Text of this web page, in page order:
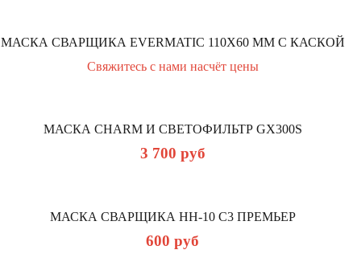
МАСКА СВАРЩИКА EVERMATIC 110Х60 ММ С КАСКОЙ
Свяжитесь с нами насчёт цены
МАСКА CHARM И СВЕТОФИЛЬТР GX300S
3 700 руб
МАСКА СВАРЩИКА НН-10 С3 ПРЕМЬЕР
600 руб